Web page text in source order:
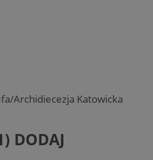
Archidiecezja Katowicka
DODAJ